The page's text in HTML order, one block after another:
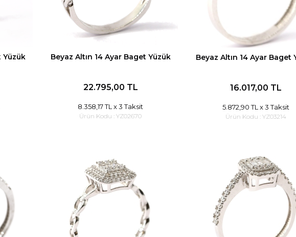
Yüzük Beyaz Altın 14 Ayar Baget Yüzük
22.795,00 TL
8.358,17 TL x 3 Taksit
Ürün Kodu : YZ02670
Beyaz Altın 14 Ayar Baget
16.017,00 TL
5.872,90 TL x 3 Taksit
Ürün Kodu : YZ03214